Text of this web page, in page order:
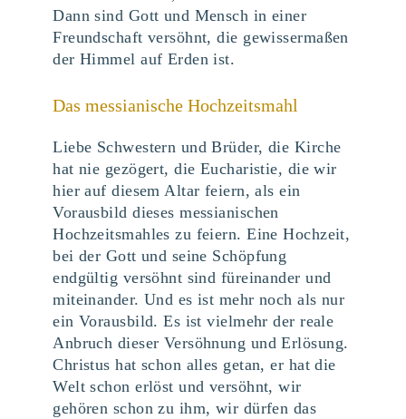
Dann sind Gott und Mensch in einer
Freundschaft versöhnt, die gewissermaßen
der Himmel auf Erden ist.
Das messianische Hochzeitsmahl
Liebe Schwestern und Brüder, die Kirche
hat nie gezögert, die Eucharistie, die wir
hier auf diesem Altar feiern, als ein
Vorausbild dieses messianischen
Hochzeitsmahles zu feiern. Eine Hochzeit,
bei der Gott und seine Schöpfung
endgültig versöhnt sind füreinander und
miteinander. Und es ist mehr noch als nur
ein Vorausbild. Es ist vielmehr der reale
Anbruch dieser Versöhnung und Erlösung.
Christus hat schon alles getan, er hat die
Welt schon erlöst und versöhnt, wir
gehören schon zu ihm, wir dürfen das